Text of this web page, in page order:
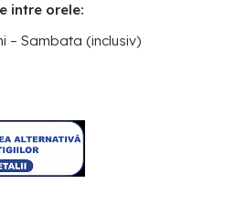
intre orele:
– Sambata (inclusiv)